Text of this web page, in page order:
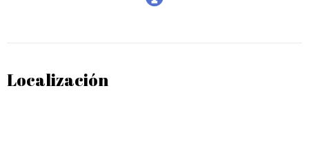
Localización